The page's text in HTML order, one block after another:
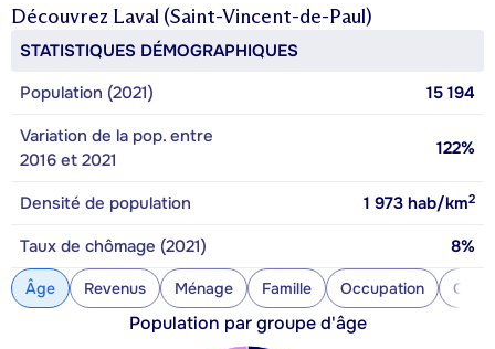
Découvrez Laval (Saint-Vincent-de-Paul)
STATISTIQUES DÉMOGRAPHIQUES
Population (2021)
15 194
Variation de la pop. entre
2016 et 2021
122%
Densité de population 1 973 hab/km2
Taux de chômage (2021) 8%
Âge Revenus Ménage Famille Occupation
Population par groupe d'âge